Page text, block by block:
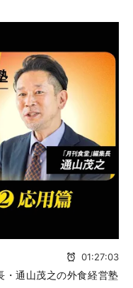
01:27:03
・通山茂之の外食経営塾